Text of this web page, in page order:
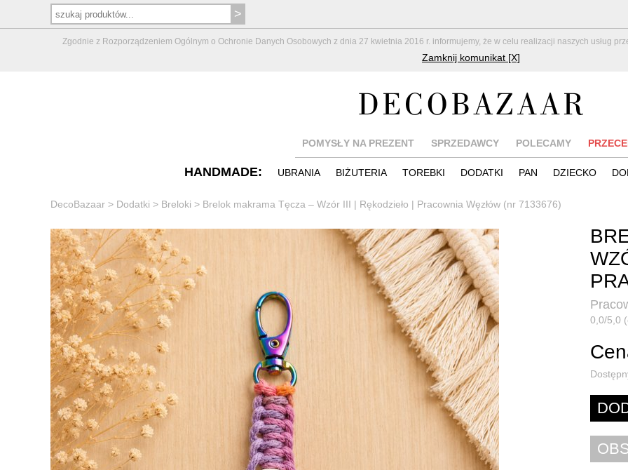
Zgodnie z Rozporządzeniem Ogólnym o Ochronie Danych Osobowych z dnia 27 kwietnia 2016 r. informujemy, że w celu realizacji naszych usług
Zamknij komunikat [X]
POMYSŁY NA PREZENT SPRZEDAWCY POLECAMY
HANDMADE: UBRANIA BIŻUTERIA TOREBKI DODATKI PAN DZIECKO
DecoBazaar > Dodatki > Breloki > Brelok makrama Tęcza – Wzór III | Rękodzieło | Pracownia Węzłów (nr 7133676)
0,0/5,0